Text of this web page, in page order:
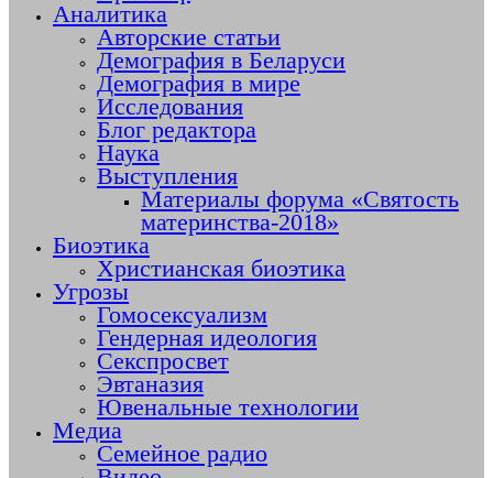
Аналитика
Авторские статьи
Демография в Беларуси
Демография в мире
Исследования
Блог редактора
Наука
Выступления
Материалы форума «Святость
материнства-2018»
Биоэтика
Христианская биоэтика
Угрозы
Гомосексуализм
Гендерная идеология
Секспросвет
Эвтаназия
Ювенальные технологии
Медиа
Семейное радио